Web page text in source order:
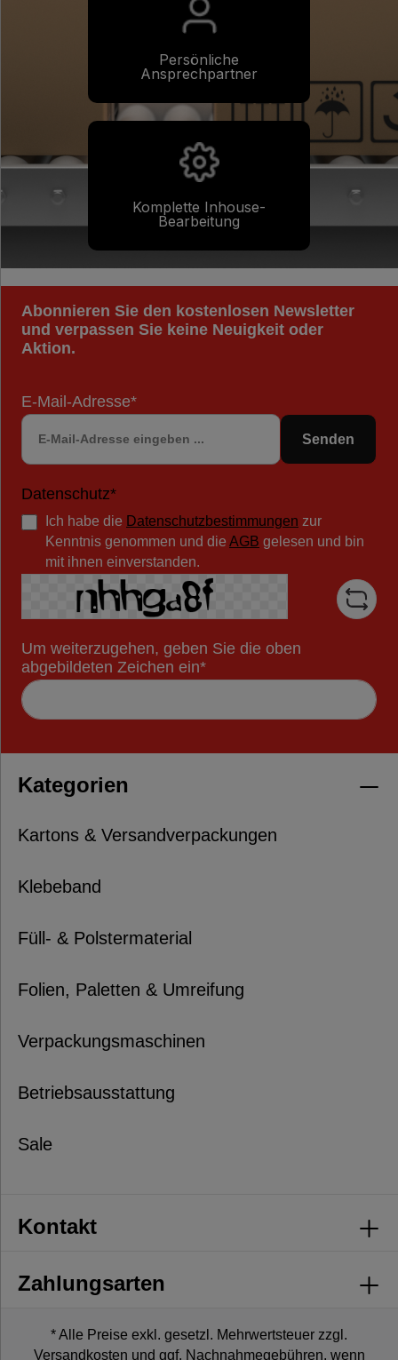
Persönliche
Ansprechpartner
Komplette Inhouse-
Bearbeitung
Abonnieren Sie den kostenlosen Newsletter
und verpassen Sie keine Neuigkeit oder
Aktion.
E-Mail-Adresse*
Senden
Datenschutz*
Ich habe die Datenschutzbestimmungen zur
Kenntnis genommen und die AGB gelesen und bin
mit ihnen einverstanden.
Um weiterzugehen, geben Sie die oben
abgebildeten Zeichen ein*
Kontakt
Kategorien
Kartons & Versandverpackungen
Klebeband
Füll- & Polstermaterial
Folien, Paletten & Umreifung
Verpackungsmaschinen
Betriebsausstattung
Sale
Zahlungsarten
* Alle Preise exkl. gesetzl. Mehrwertsteuer zzgl.
Versandkosten und ggf. Nachnahmegebühren, wenn